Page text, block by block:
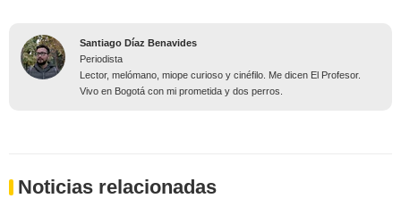
Santiago Díaz Benavides
Periodista
Lector, melómano, miope curioso y cinéfilo. Me dicen El Profesor.
Vivo en Bogotá con mi prometida y dos perros.
Noticias relacionadas